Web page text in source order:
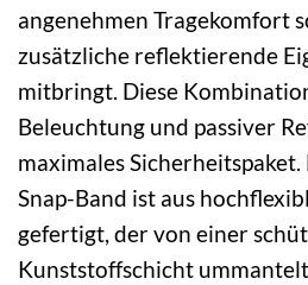
angenehmen Tragekomfort
zusätzliche reflektierende
mitbringt. Diese
Beleuchtung und passiver
maximales
Snap-Band ist aus
gefertigt, der von einer
Kunststoffschicht